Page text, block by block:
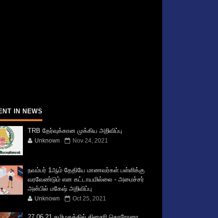
IN NEWS
TRB தேர்வுக்கான முக்கிய அறிவிப்பு
Unknown Nov 24, 2021
நவம்பர் 1ஆம் தேதியே மாணவர்கள் பள்ளிக்கு
வரவேண்டும் என கட்டாயமில்லை - அமைச்சர்
அன்பில் மகேஷ் அறிவிப்பு
Unknown Oct 25, 2021